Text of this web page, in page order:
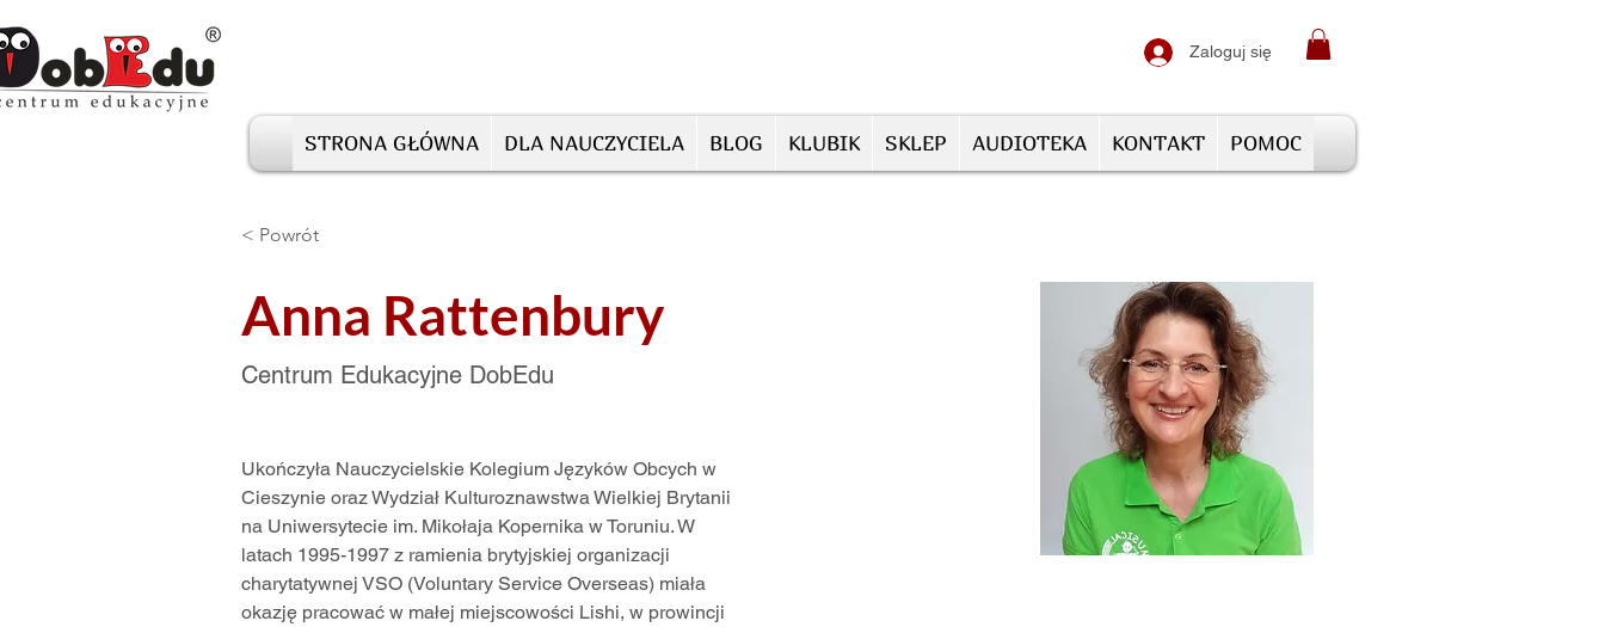
Zaloguj się
STRONA GŁÓWNA DLA NAUCZYCIELA BLOG KLUBIK SKLEP AUDIOTEKA KONTAKT POMOC
< Powrót
Anna Rattenbury
Centrum Edukacyjne DobEdu
Ukończyła Nauczycielskie Kolegium Języków Obcych w
Cieszynie oraz Wydział Kulturoznawstwa Wielkiej Brytanii
na Uniwersytecie im. Mikołaja Kopernika w Toruniu. W
latach 1995-1997 z ramienia brytyjskiej organizacji
charytatywnej VSO (Voluntary Service Overseas) miała
okazję pracować w małej miejscowości Lishi, w prowincji